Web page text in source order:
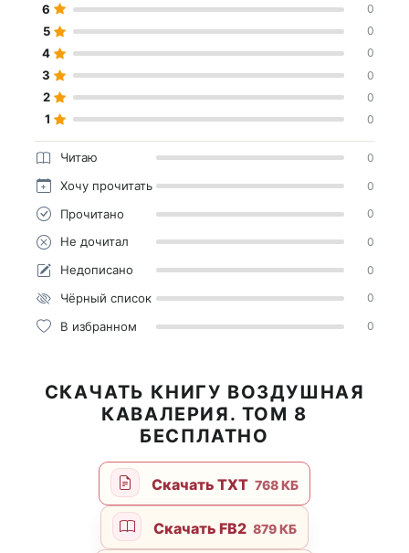
6 0
5 0
4 0
3 0
2 0
1 0
Читаю 0
Хочу прочитать 0
Прочитано 0
Не дочитал 0
Недописано 0
Чёрный список 0
В избранном 0
СКАЧАТЬ КНИГУ ВОЗДУШНАЯ
КАВАЛЕРИЯ. ТОМ 8
БЕСПЛАТНО
Скачать TXT 768 КБ
Скачать FB2 879 КБ